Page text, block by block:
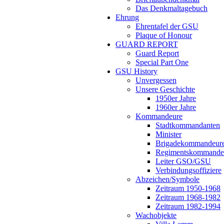
Das Denkmaltagebuch
Ehrung
Ehrentafel der GSU
Plaque of Honour
GUARD REPORT
Guard Report
Special Part One
GSU History
Unvergessen
Unsere Geschichte
1950er Jahre
1960er Jahre
Kommandeure
Stadtkommandanten
Minister
Leiter GSO/GSU
Verbindungsoffiziere
Abzeichen/Symbole
Zeitraum 1950-1968
Zeitraum 1968-1982
Zeitraum 1982-1994
Wachobjekte